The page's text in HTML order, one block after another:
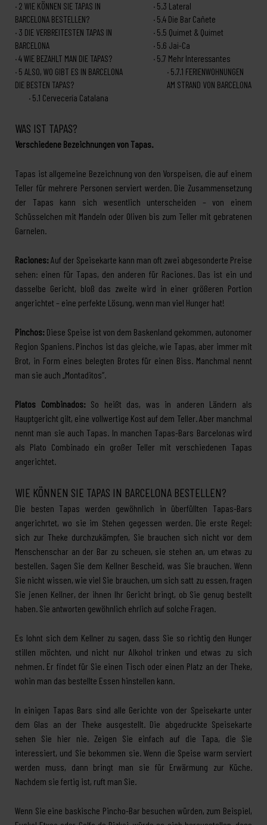
2 WIE KÖNNEN SIE TAPAS IN
BARCELONA BESTELLEN?
3 DIE VERBREITESTEN TAPAS IN
BARCELONA
4WIE BEZAHLT MAN DIE TAPAS?
5 ALSO, WO GIBT ES IN BARCELONA
DIE BESTEN TAPAS?
5.1 Cervecería Catalana
5.3 Lateral
5.4Die Bar Cañete
5.5 Quimet & Quimet
5.6 Jai-Ca
5.7 Mehr Interessantes
5.7.1 FERIENWOHNUNGEN
AM STRAND VON BARCELONA
WAS IST TAPAS?
Verschiedene Bezeichnungen von Tapas.
Tapas ist allgemeine Bezeichnung von den Vorspeisen, die auf einem
Teller für mehrere Personen serviert werden. Die Zusammensetzung
der Tapas kann sich wesentlich unterscheiden – von einem
Schüsselchen mit Mandeln oder Oliven bis zum Teller mit gebratenen
Garnelen.
Raciones:Auf der Speisekarte kann man oft zwei abgesonderte Preise
sehen: einen für Tapas, den anderen für Raciones. Das ist ein und
dasselbe Gericht, bloß das zweite wird in einer größeren Portion
angerichtet – eine perfekte Lösung, wenn man viel Hunger hat!
Pinchos: Diese Speise ist von dem Baskenland gekommen, autonomer
Region Spaniens. Pinchos ist das gleiche, wie Tapas, aber immer mit
Brot, in Form eines belegten Brotes für einen Biss. Manchmal nennt
man sie auch „Montaditos“.
Platos Combinados:So heißt das, was in anderen Ländern als
Hauptgericht gilt, eine vollwertige Kost auf dem Teller. Aber manchmal
nennt man sie auch Tapas. In manchen Tapas-Bars Barcelonas wird
als Plato Combinado ein großer Teller mit verschiedenen Tapas
angerichtet.
WIE KÖNNEN SIE TAPAS IN BARCELONA BESTELLEN?
Die besten Tapas werden gewöhnlich in überfüllten Tapas-Bars
angerichrtet, wo sie im Stehen gegessen werden. Die erste Regel:
sich zur Theke durchzukämpfen, Sie brauchen sich nicht vor dem
Menschenschar an der Bar zu scheuen, sie stehen an, um etwas zu
bestellen. Sagen Sie dem Kellner Bescheid, was Sie brauchen. Wenn
Sie nicht wissen, wie viel Sie brauchen, um sich satt zu essen, fragen
Sie jenen Kellner, der ihnen Ihr Gericht bringt, ob Sie genug bestellt
haben. Sie antworten gewöhnlich ehrlich auf solche Fragen.
Es lohnt sich dem Kellner zu sagen, dass Sie so richtig den Hunger
stillen möchten, und nicht nur Alkohol trinken und etwas zu sich
nehmen. Er findet für Sie einen Tisch oder einen Platz an der Theke,
wohin man das bestellte Essen hinstellen kann.
In einigen Tapas Bars sind alle Gerichte von der Speisekarte unter
dem Glas an der Theke ausgestellt. Die abgedruckte Speisekarte
sehen Sie hier nie. Zeigen Sie einfach auf die Tapa, die Sie
interessiert, und Sie bekommen sie. Wenn die Speise warm serviert
werden muss, dann bringt man sie für Erwärmung zur Küche.
Nachdem sie fertig ist, ruft man Sie.
Wenn Sie eine baskische Pincho-Bar besuchen würden, zum Beispiel,